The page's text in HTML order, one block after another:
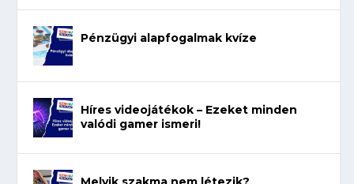
Pénzügyi alapfogalmak kvíze
Híres videojátékok – Ezeket minden
valódi gamer ismeri!